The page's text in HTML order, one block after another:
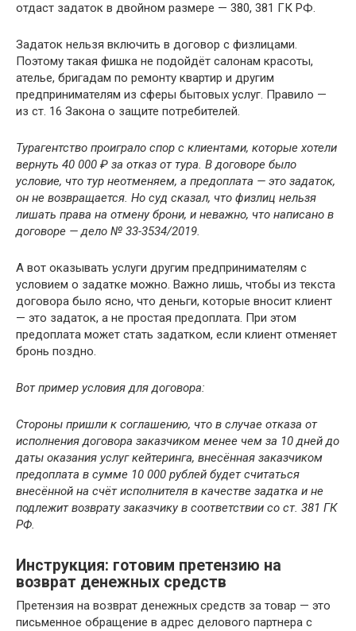
отдаст задаток в двойном размере — 380, 381 ГК РФ.
Задаток нельзя включить в договор с физлицами.
Поэтому такая фишка не подойдёт салонам красоты,
ателье, бригадам по ремонту квартир и другим
предпринимателям из сферы бытовых услуг. Правило —
из ст. 16 Закона о защите потребителей.
Турагентство проиграло спор с клиентами, которые хотели
вернуть 40 000 ₽ за отказ от тура. В договоре было
условие, что тур неотменяем, а предоплата — это задаток,
он не возвращается. Но суд сказал, что физлиц нельзя
лишать права на отмену брони, и неважно, что написано в
договоре — дело № 33-3534/2019.
А вот оказывать услуги другим предпринимателям с
условием о задатке можно. Важно лишь, чтобы из текста
договора было ясно, что деньги, которые вносит клиент
— это задаток, а не простая предоплата. При этом
предоплата может стать задатком, если клиент отменяет
бронь поздно.
Вот пример условия для договора:
Стороны пришли к соглашению, что в случае отказа от
исполнения договора заказчиком менее чем за 10 дней до
даты оказания услуг кейтеринга, внесённая заказчиком
предоплата в сумме 10 000 рублей будет считаться
внесённой на счёт исполнителя в качестве задатка и не
подлежит возврату заказчику в соответствии со ст. 381 ГК
РФ.
Инструкция: готовим претензию на
возврат денежных средств
Претензия на возврат денежных средств за товар — это
письменное обращение в адрес делового партнера с